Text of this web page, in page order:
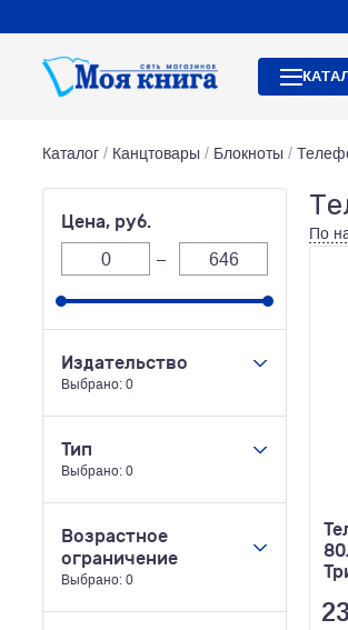
Каталог / Канцтовары / Блокноты /
Цена, руб.
Издательство
Выбрано: 0
ФАРМ
ФЕНИКС+
Тип
Выбрано: 0
Возрастное
ограничение
Выбрано: 0
По